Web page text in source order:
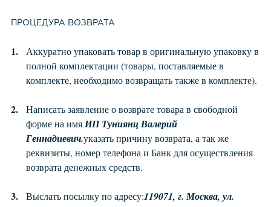
ПРОЦЕДУРА ВОЗВРАТА
Аккуратно упаковать товар в оригинальную упаковку в
полной комплектации (товары, поставляемые в
комплекте, необходимо возвращать также в комплекте).
Написать заявление о возврате товара в свободной
форме на имяИП Туниянц Валерий
Геннадиевич.указать причину возврата, а так же
реквизиты, номер телефона и Банк для осуществления
возврата денежных средств.
Выслать посылку по адресу:119071, г. Москва, ул.